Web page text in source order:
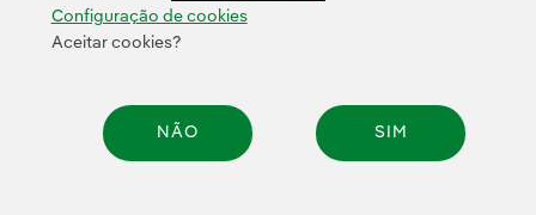
© 2026 Iberdrola, S.A. Todos os direitos reservados.
Configuração de cookies
Aceitar cookies?
NÃO SIM